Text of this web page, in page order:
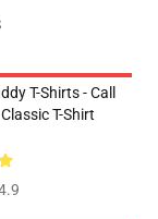
T-Shirts - Call
T-Shirt